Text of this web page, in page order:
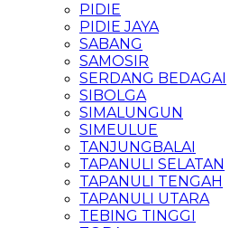
PIDIE
PIDIE JAYA
SABANG
SAMOSIR
SERDANG BEDAGAI
SIBOLGA
SIMALUNGUN
SIMEULUE
TANJUNGBALAI
TAPANULI SELATAN
TAPANULI TENGAH
TAPANULI UTARA
TEBING TINGGI